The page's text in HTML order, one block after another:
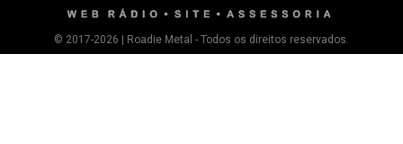
© 2017-2026 | Roadie Metal - Todos os direitos reservados.